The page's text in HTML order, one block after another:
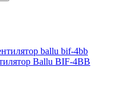
Ballu BIF-4BB